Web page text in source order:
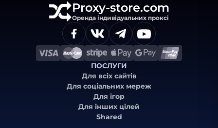
Proxy-store.com
Оренда індивідуальних проксі
ПОСЛУГИ
Для всіх сайтів
Для соціальних мереж
Для ігор
Для інших цілей
Shared